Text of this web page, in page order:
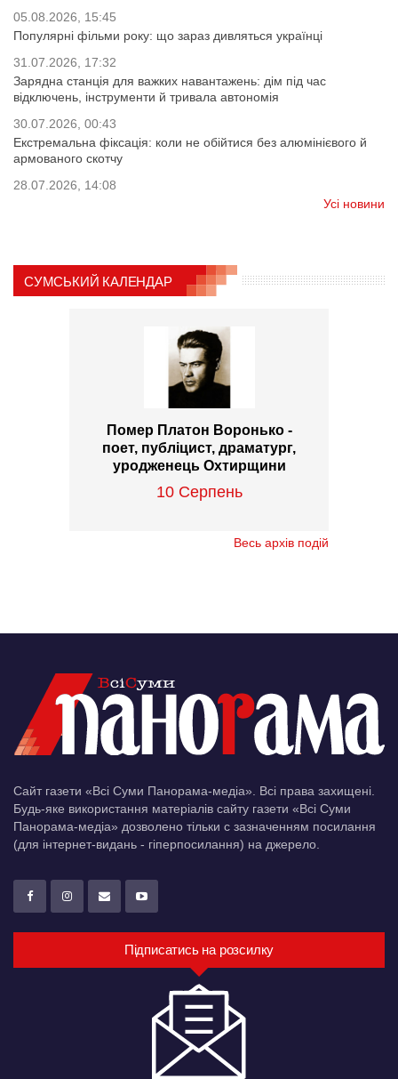
05.08.2026, 15:45
Популярні фільми року: що зараз дивляться українці
31.07.2026, 17:32
Зарядна станція для важких навантажень: дім під час
відключень, інструменти й тривала автономія
30.07.2026, 00:43
Екстремальна фіксація: коли не обійтися без алюмінієвого й
армованого скотчу
28.07.2026, 14:08
Усі новини
СУМСЬКИЙ КАЛЕНДАР
Помер Платон Воронько -
поет, публіцист, драматург,
уродженець Охтирщини
10 Серпень
Весь архів подій
Сайт газети «Всі Суми Панорама-медіа». Всі права захищені.
Будь-яке використання матеріалів сайту газети «Всі Суми
Панорама-медіа» дозволено тільки c зазначенням посилання
(для інтернет-видань - гіперпосилання) на джерело.
Підписатись на розсилку